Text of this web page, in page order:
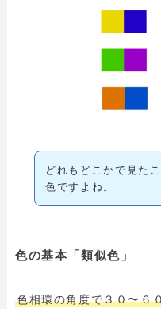
どれもどこかで見た
色ですよね。
色の基本「類似色」
色相環の角度で３０〜６